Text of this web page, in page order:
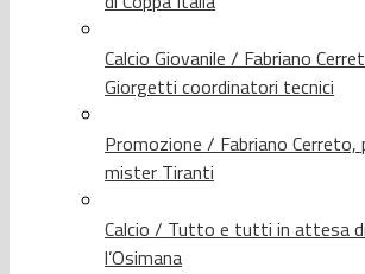
Calcio Giovanile / Fabriano
Giorgetti coordinatori tecnici
Promozione / Fabriano
mister Tiranti
Calcio / Tutto e tutti in attesa
l’Osimana